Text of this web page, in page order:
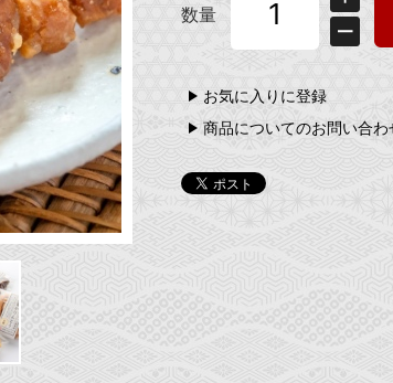
数量
お気に入りに登録
商品についてのお問い合わ